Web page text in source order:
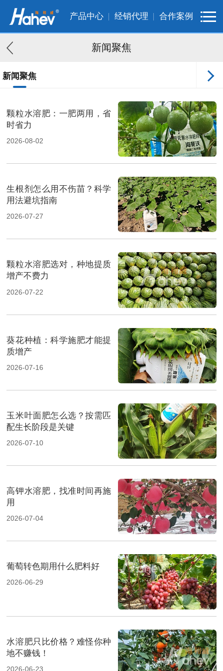
产品中心 经销代理 合作案例
新闻聚焦
新闻聚焦
颗粒水溶肥：一肥两用，省
时省力
2026-08-02
生根剂怎么用不伤苗？科学
用法避坑指南
2026-07-27
颗粒水溶肥选对，种地提质
增产不费力
2026-07-22
葵花种植：科学施肥才能提
质增产
2026-07-16
玉米叶面肥怎么选？按需匹
配生长阶段是关键
2026-07-10
高钾水溶肥，找准时间再施
用
2026-07-04
葡萄转色期用什么肥料好
2026-06-29
水溶肥只比价格？难怪你种
地不赚钱！
2026-06-23